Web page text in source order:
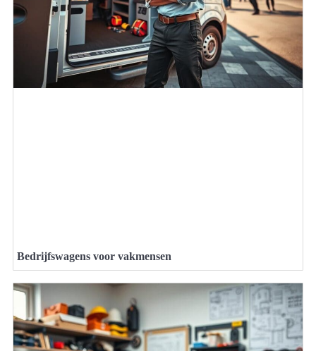
Bedrijfswagens voor vakmensen